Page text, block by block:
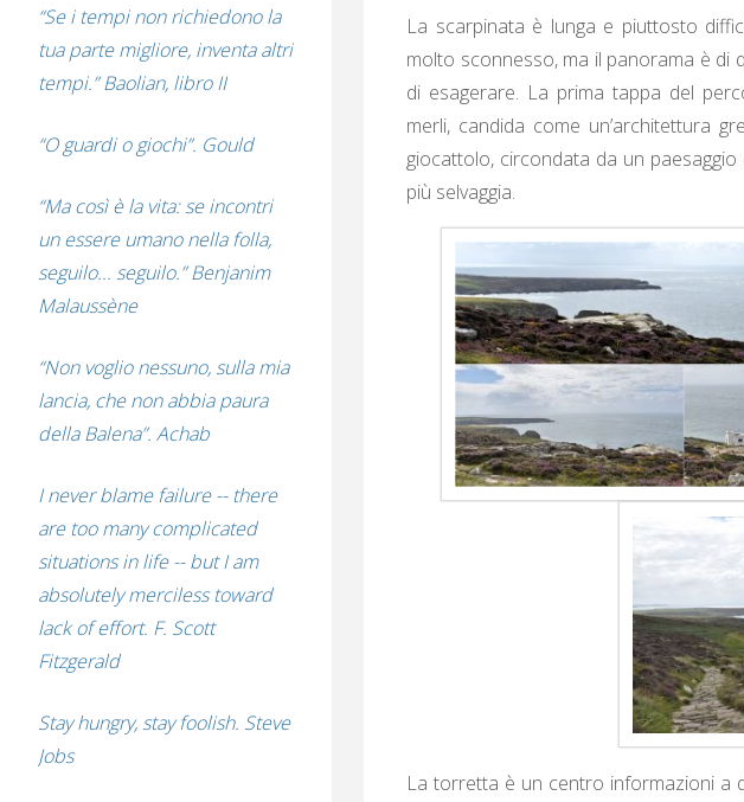
La scarpinata è lunga e piuttosto
molto sconnesso, ma il panorama è di
di esagerare. La prima tappa del
merli, candida come un’architettura
giocattolo, circondata da un
più selvaggia.
La torretta è un centro informazioni a
“Se i tempi non richiedono la
tua parte migliore, inventa altri
tempi.” Baolian, libro II
“O guardi o giochi”. Gould
“Ma così è la vita: se incontri
un essere umano nella folla,
seguilo... seguilo.” Benjanim
Malaussène
“Non voglio nessuno, sulla mia
lancia, che non abbia paura
della Balena”. Achab
I never blame failure -- there
are too many complicated
situations in life -- but I am
absolutely merciless toward
lack of effort. F. Scott
Fitzgerald
Stay hungry, stay foolish. Steve
Jobs